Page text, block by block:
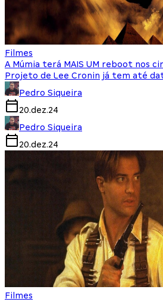
Filmes
A Múmia terá MAIS UM reboot nos
Projeto de Lee Cronin já tem até
Pedro Siqueira
20.dez.24
Pedro Siqueira
20.dez.24
Filmes